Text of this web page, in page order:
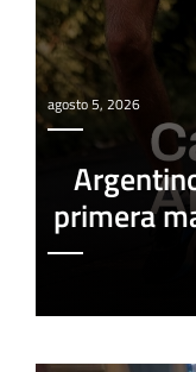
agosto 5, 2026
primera